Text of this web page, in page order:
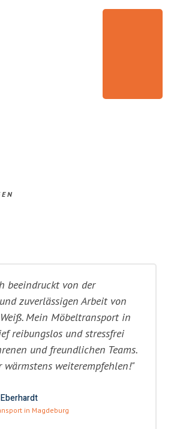
beeindruckt von der
zuverlässigen Arbeit von
Mein Möbeltransport in
reibungslos und stressfrei
und freundlichen Teams.
weiterempfehlen!"
in Magdeburg